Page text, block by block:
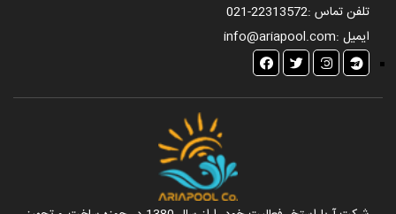
تلفن تماس :021-22313572
ایمیل :info@ariapool.com